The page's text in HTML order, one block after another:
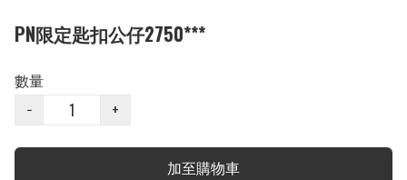
PN限定匙扣公仔2750***
數量
−
+
加至購物車